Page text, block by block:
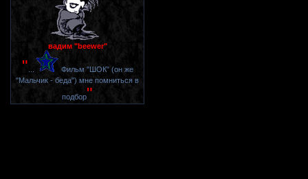
вадим "beewer"
"
Фильм "ШОК" (он же
"Мальчик - беда") мне помниться в
подбор"